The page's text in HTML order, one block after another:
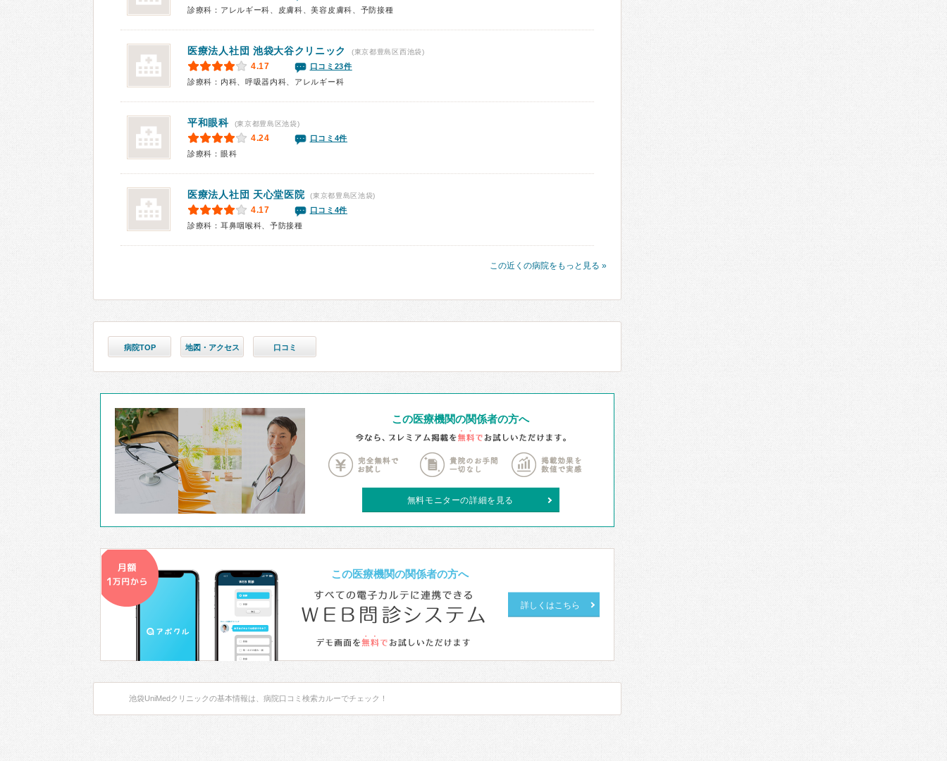
診療科：アレルギー科、皮膚科、美容皮膚科、予防接種
医療法人社団 池袋大谷クリニック (東京都豊島区西池袋)
4.17
口コミ23件
診療科：内科、呼吸器内科、アレルギー科
平和眼科 (東京都豊島区池袋)
4.24
口コミ4件
診療科：眼科
医療法人社団 天心堂医院 (東京都豊島区池袋)
4.17
口コミ4件
診療科：耳鼻咽喉科、予防接種
この近くの病院をもっと見る »
病院TOP 地図・アクセス 口コミ
この医療機関の関係者の方へ
無料モニターの詳細を見る
この医療機関の関係者の方へ
詳しくはこちら
池袋UniMedクリニックの基本情報は、病院口コミ検索カルーでチェック！